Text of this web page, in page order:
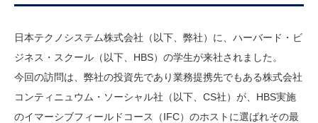
日本テクノシステム株式会社（以下、弊社）に、ハーバード・ビ
ジネス・スクール（以下、HBS）の学生が来社されました。
今回の訪問は、弊社の投資先であり業務提携先でもある株式会社
コンティニュウム・ソーシャル社（以下、CS社）が、HBS実施
のイマーシブフィールドコース（IFC）のホストに選ばれその最